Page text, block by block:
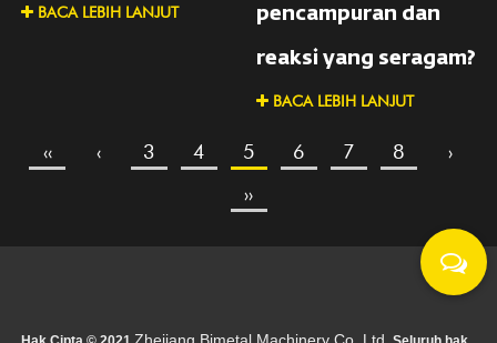
BACA LEBIH LANJUT pencampuran dan
reaksi yang seragam?
BACA LEBIH LANJUT
‹‹ ‹ 3 4 5 6 7 8
›
››